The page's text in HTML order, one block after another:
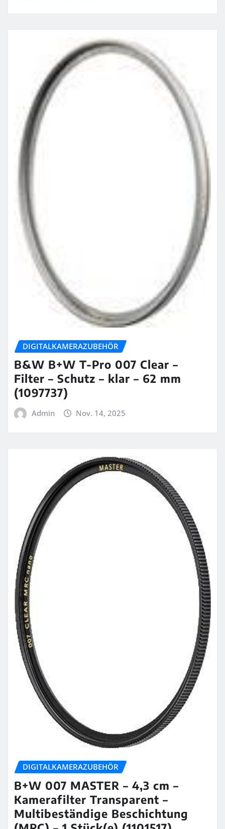
DIGITALKAMERAZUBEHÖR
B&W B+W T-Pro 007 Clear –
Filter – Schutz – klar – 62 mm
(1097737)
Admin Nov. 14, 2025
DIGITALKAMERAZUBEHÖR
B+W 007 MASTER – 4,3 cm –
Kamerafilter Transparent –
Multibeständige Beschichtung